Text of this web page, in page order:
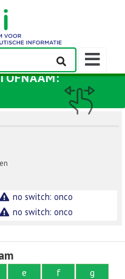
:
no switch: onco
no switch: onco
e f
g